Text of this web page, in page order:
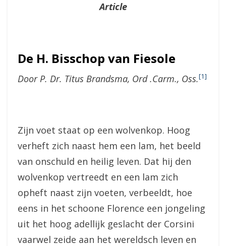
Article
De H. Bisschop van Fiesole
Door P. Dr. Titus Brandsma, Ord .Carm., Oss.[1]
Zijn voet staat op een wolvenkop. Hoog
verheft zich naast hem een lam, het beeld
van onschuld en heilig leven. Dat hij den
wolvenkop vertreedt en een lam zich
opheft naast zijn voeten, verbeeldt, hoe
eens in het schoone Florence een jongeling
uit het hoog adellijk geslacht der Corsini
vaarwel zeide aan het wereldsch leven en